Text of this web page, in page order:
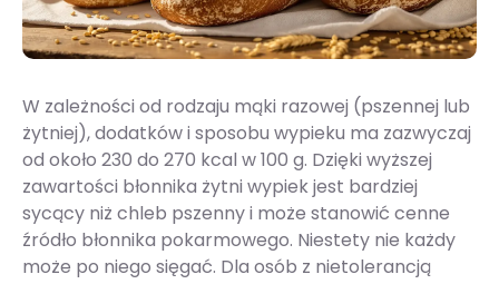
W zależności od rodzaju mąki razowej (pszennej lub
żytniej), dodatków i sposobu wypieku ma zazwyczaj
od około 230 do 270 kcal w 100 g. Dzięki wyższej
zawartości błonnika żytni wypiek jest bardziej
sycący niż chleb pszenny i może stanowić cenne
źródło błonnika pokarmowego. Niestety nie każdy
może po niego sięgać. Dla osób z nietolerancją